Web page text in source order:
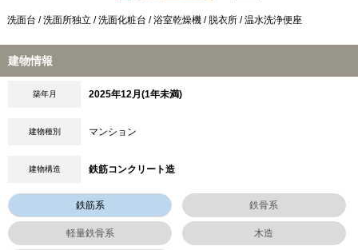
洗面台 / 洗面所独立 / 洗面化粧台 / 浴室乾燥機 / 脱衣所 / 温水洗浄便座
建物情報
築年月 2025年12月(1年未満)
建物種別 マンション
建物構造 鉄筋コンクリート造
鉄筋系 鉄骨系
軽量鉄骨系 木造